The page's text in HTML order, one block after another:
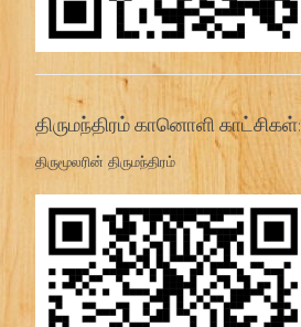
திருமந்திரம் கானொளி காட்சிகள்:
திருமூலரின் திருமந்திரம்